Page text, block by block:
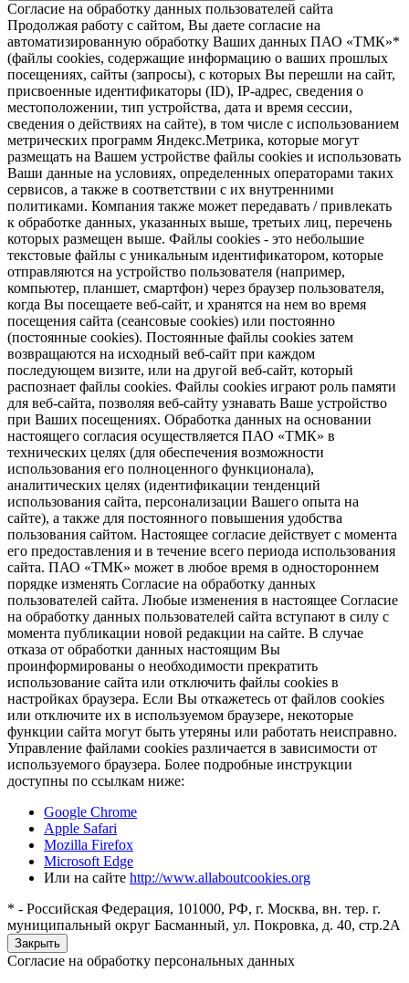
Согласие на обработку данных пользователей сайта
Продолжая работу с сайтом, Вы даете согласие на
автоматизированную обработку Ваших данных ПАО «ТМК»*
(файлы cookies, содержащие информацию о ваших прошлых
посещениях, сайты (запросы), с которых Вы перешли на сайт,
присвоенные идентификаторы (ID), IP-адрес, сведения о
местоположении, тип устройства, дата и время сессии,
сведения о действиях на сайте), в том числе с использованием
метрических программ Яндекс.Метрика, которые могут
размещать на Вашем устройстве файлы cookies и использовать
Ваши данные на условиях, определенных операторами таких
сервисов, а также в соответствии с их внутренними
политиками. Компания также может передавать / привлекать
к обработке данных, указанных выше, третьих лиц, перечень
которых размещен выше. Файлы cookies - это небольшие
текстовые файлы с уникальным идентификатором, которые
отправляются на устройство пользователя (например,
компьютер, планшет, смартфон) через браузер пользователя,
когда Вы посещаете веб-сайт, и хранятся на нем во время
посещения сайта (сеансовые cookies) или постоянно
(постоянные cookies). Постоянные файлы cookies затем
возвращаются на исходный веб-сайт при каждом
последующем визите, или на другой веб-сайт, который
распознает файлы cookies. Файлы cookies играют роль памяти
для веб-сайта, позволяя веб-сайту узнавать Ваше устройство
при Ваших посещениях. Обработка данных на основании
настоящего согласия осуществляется ПАО «ТМК» в
технических целях (для обеспечения возможности
использования его полноценного функционала),
аналитических целях (идентификации тенденций
использования сайта, персонализации Вашего опыта на
сайте), а также для постоянного повышения удобства
пользования сайтом. Настоящее согласие действует с момента
его предоставления и в течение всего периода использования
сайта. ПАО «ТМК» может в любое время в одностороннем
порядке изменять Согласие на обработку данных
пользователей сайта. Любые изменения в настоящее Согласие
на обработку данных пользователей сайта вступают в силу с
момента публикации новой редакции на сайте. В случае
отказа от обработки данных настоящим Вы
проинформированы о необходимости прекратить
использование сайта или отключить файлы cookies в
настройках браузера. Если Вы откажетесь от файлов cookies
или отключите их в используемом браузере, некоторые
функции сайта могут быть утеряны или работать неисправно.
Управление файлами cookies различается в зависимости от
используемого браузера. Более подробные инструкции
доступны по ссылкам ниже:
Google Chrome
Apple Safari
Mozilla Firefox
Microsoft Edge
Или на сайте http://www.allaboutcookies.org
* - Российская Федерация, 101000, РФ, г. Москва, вн. тер. г.
муниципальный округ Басманный, ул. Покровка, д. 40, стр.2А
Закрыть
Согласие на обработку персональных данных